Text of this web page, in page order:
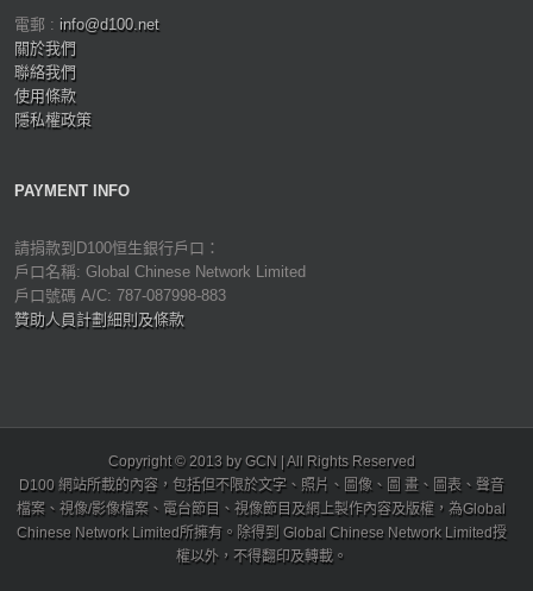
電郵 : info@d100.net
關於我們
聯絡我們
使用條款
隱私權政策
PAYMENT INFO
請捐款到D100恒生銀行戶口：
戶口名稱: Global Chinese Network Limited
戶口號碼 A/C: 787-087998-883
贊助人員計劃細則及條款
Copyright © 2013 by GCN | All Rights Reserved
D100 網站所載的內容，包括但不限於文字、照片、圖像、圖 畫、圖表、聲音
檔案、視像/影像檔案、電台節目、視像節目及網上製作內容及版權，為Global
Chinese Network Limited所擁有。除得到 Global Chinese Network Limited授
權以外，不得翻印及轉載。